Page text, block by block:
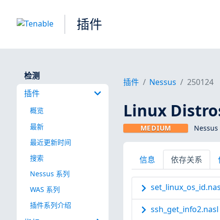
插件
检测
插件
概览
最新
最近更新时间
搜索
Nessus 系列
WAS 系列
插件系列介绍
插件 Nessus 250124
Linux
MEDIUM Nessus
信息 依存关系
ssh_get_info2.nasl